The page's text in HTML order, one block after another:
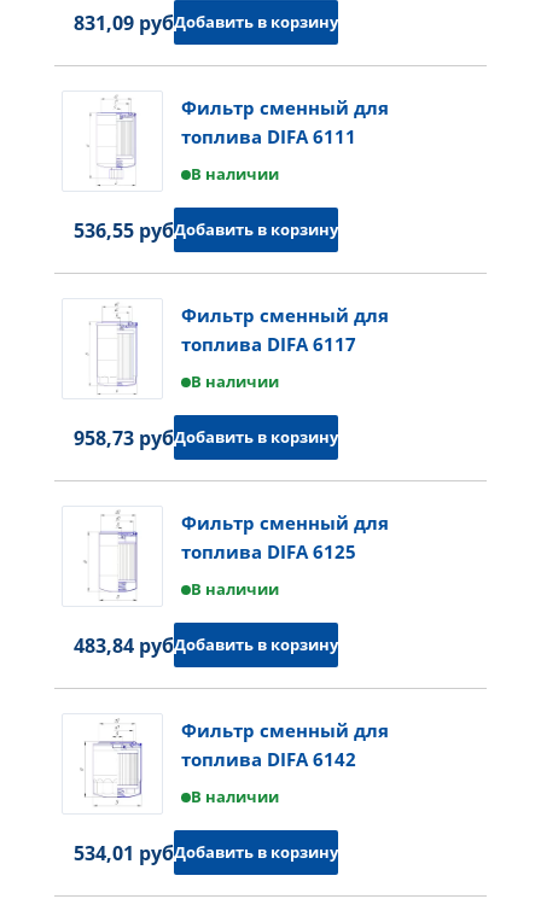
831,09 руб.Добавить в корзину
Фильтр сменный для
топлива DIFA 6111
В наличии
536,55 руб.Добавить в корзину
Фильтр сменный для
топлива DIFA 6117
В наличии
958,73 руб.Добавить в корзину
Фильтр сменный для
топлива DIFA 6125
В наличии
483,84 руб.Добавить в корзину
Фильтр сменный для
топлива DIFA 6142
В наличии
534,01 руб.Добавить в корзину